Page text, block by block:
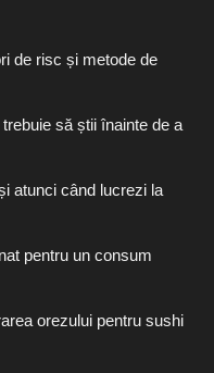
de risc și metode de
să știi înainte de a
atunci când lucrezi la
pentru un consum
orezului pentru sushi